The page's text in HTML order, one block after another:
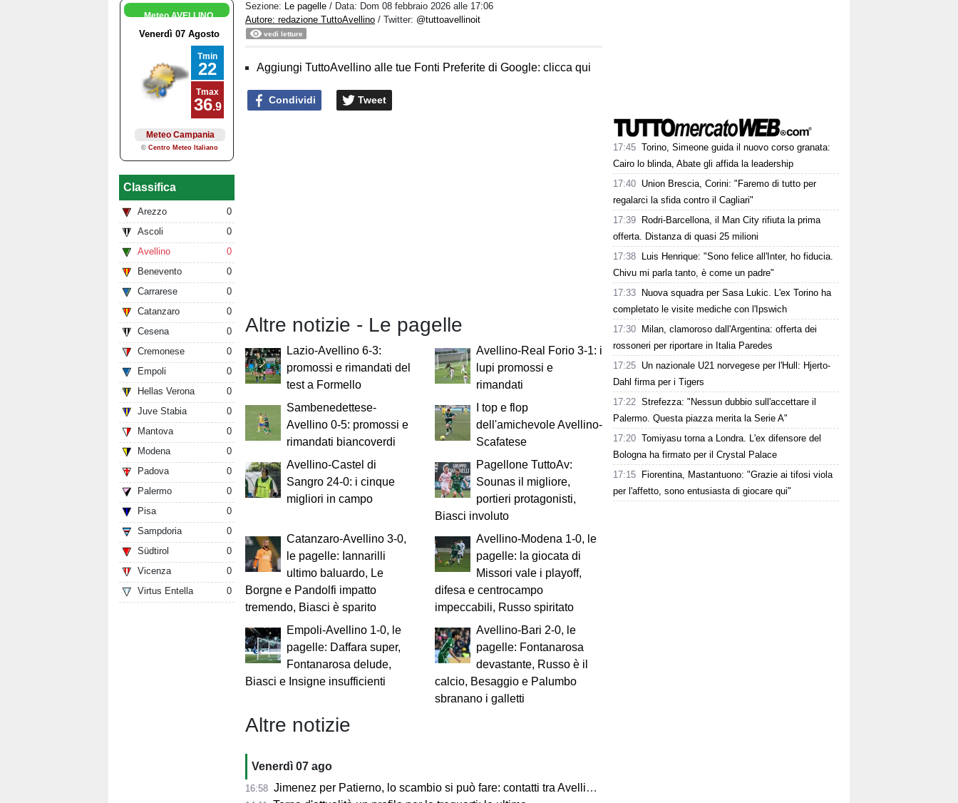
Meteo AVELLINO
Classifica
Arezzo
0
Ascoli
0
Avellino
0
Benevento
0
Carrarese
0
Catanzaro
0
Cesena
0
Cremonese
0
Empoli
0
Hellas Verona
0
Juve Stabia
0
Mantova
0
Modena
0
Padova
0
Palermo
0
Pisa
0
Sampdoria
0
Südtirol
0
Vicenza
0
Virtus Entella
0
Sezione: Le pagelle / Data: Dom 08 febbraio 2026 alle 17:06
Autore: redazione TuttoAvellino / Twitter: @tuttoavellinoit
vedi letture
Aggiungi TuttoAvellino alle tue Fonti Preferite di Google: clicca qui
Condividi Tweet
Altre notizie - Le pagelle
Lazio-Avellino 6-3:
promossi e rimandati del
test a Formello
Avellino-Real Forio 3-1: i
lupi promossi e
rimandati
Sambenedettese-
Avellino 0-5: promossi e
rimandati biancoverdi
I top e flop
dell'amichevole Avellino-
Scafatese
Avellino-Castel di
Sangro 24-0: i cinque
migliori in campo
Pagellone TuttoAv:
Sounas il migliore,
portieri protagonisti,
Biasci involuto
Catanzaro-Avellino 3-0,
le pagelle: Iannarilli
ultimo baluardo, Le
Borgne e Pandolfi impatto
tremendo, Biasci è sparito
Avellino-Modena 1-0, le
pagelle: la giocata di
Missori vale i playoff,
difesa e centrocampo
impeccabili, Russo spiritato
Empoli-Avellino 1-0, le
pagelle: Daffara super,
Fontanarosa delude,
Biasci e Insigne insufficienti
Avellino-Bari 2-0, le
pagelle: Fontanarosa
devastante, Russo è il
calcio, Besaggio e Palumbo
sbranano i galletti
Altre notizie
Venerdì 07 ago
16:58 Jimenez per Patierno, lo scambio si può fare: contatti tra Avellino e Catania
17:45 Torino, Simeone guida il nuovo corso granata:
Cairo lo blinda, Abate gli affida la leadership
17:40 Union Brescia, Corini: "Faremo di tutto per
regalarci la sfida contro il Cagliari"
17:39
Rodri-Barcellona, il Man City rifiuta la prima
offerta. Distanza di quasi 25 milioni
17:38
Luis Henrique: "Sono felice all'Inter, ho fiducia.
Chivu mi parla tanto, è come un padre"
17:33
Nuova squadra per Sasa Lukic. L'ex Torino ha
completato le visite mediche con l'Ipswich
17:30
Milan, clamoroso dall'Argentina: offerta dei
rossoneri per riportare in Italia Paredes
17:25 Un nazionale U21 norvegese per l'Hull: Hjerto-
Dahl firma per i Tigers
17:22 Strefezza: "Nessun dubbio sull'accettare il
Palermo. Questa piazza merita la Serie A"
17:20 Tomiyasu torna a Londra. L'ex difensore del
Bologna ha firmato per il Crystal Palace
17:15
Fiorentina, Mastantuono: "Grazie ai tifosi viola
per l'affetto, sono entusiasta di giocare qui"